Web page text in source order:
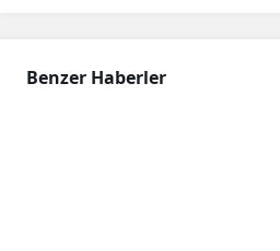
Benzer Haberler